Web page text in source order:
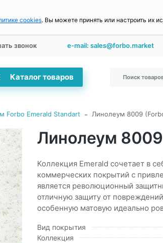
cookies. Вы можете принять или настроить их
звонок e-mail: sales@forbo.market
Каталог товаров
Forbo Emerald Standart - Линолеум 8009
Линолеум
Коллекция Emerald сочетает в
коммерческих покрытий с
является революционный
отличную защиту от
особенную матовую идеально
Вид покрытия
Коллекция